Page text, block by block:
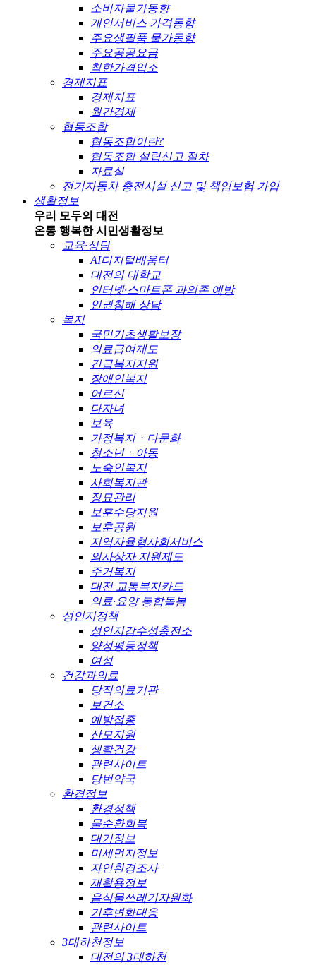
소비자물가동향
개인서비스 가격동향
주요생필품 물가동향
주요공공요금
착한가격업소
경제지표
경제지표
월간경제
협동조합
협동조합이란?
협동조합 설립신고 절차
자료실
전기자동차 충전시설 신고 및 책임보험 가입
생활정보
우리 모두의 대전
온통 행복한 시민생활정보
교육·상담
AI디지털배움터
대전의 대학교
인터넷·스마트폰 과의존 예방
인권침해 상담
복지
국민기초생활보장
의료급여제도
긴급복지지원
장애인복지
어르신
다자녀
보육
가정복지ㆍ다문화
청소년ㆍ아동
노숙인복지
사회복지관
장묘관리
보훈수당지원
보훈공원
지역자율형사회서비스
의사상자 지원제도
주거복지
대전 교통복지카드
의료·요양 통합돌봄
성인지정책
성인지감수성충전소
양성평등정책
여성
건강과의료
당직의료기관
보건소
예방접종
산모지원
생활건강
관련사이트
당번약국
환경정보
환경정책
물순환회복
대기정보
미세먼지정보
자연환경조사
재활용정보
음식물쓰레기자원화
기후변화대응
관련사이트
3대하천정보
대전의 3대하천